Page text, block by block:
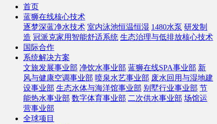
首页
蓝狮在线核心技术
逐梦深蓝净水技术 室内泳池恒温恒湿 1480水泵 研发制
造 冠派克家用智能舒适系统 生态治理与低排放核心技术
国际合作
系统解决方案
文旅发展事业部 净饮水事业部 蓝狮在线SPA事业部 新
风与健康空调事业部 喷泉水艺事业部 废水回用与湿地建
设事业部 生态水体与海洋馆事业部 别墅行业事业部 节
能热水事业部 数字体育事业部 二次供水事业部 场馆运
营事业部
全球项目